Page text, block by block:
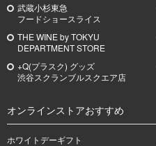
武蔵小杉東急
フードショースライス
THE WINE by TOKYU
DEPARTMENT STORE
+Q(プラスク) グッズ
渋谷スクランブルスクエア店
オンラインストアおすすめ
ホワイトデーギフト